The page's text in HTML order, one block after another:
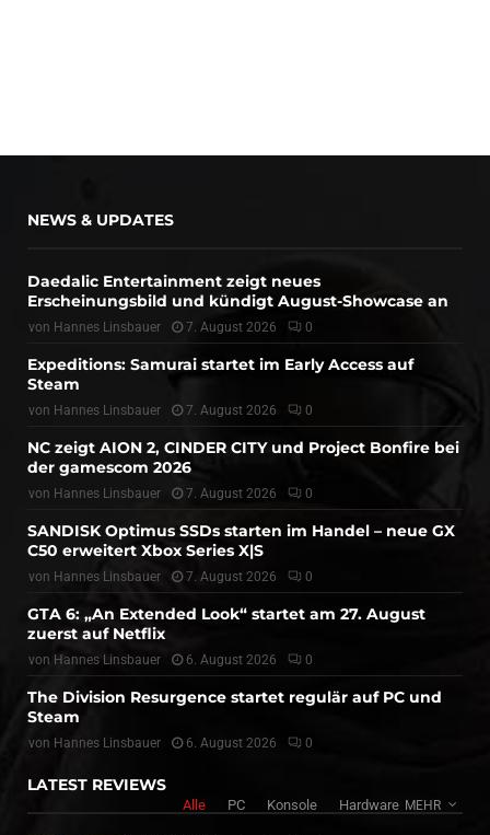
NEWS & UPDATES
Daedalic Entertainment zeigt neues
Erscheinungsbild und kündigt August-Showcase an
von Hannes Linsbauer 7. August 2026 0
Expeditions: Samurai startet im Early Access auf
Steam
von Hannes Linsbauer 7. August 2026 0
NC zeigt AION 2, CINDER CITY und Project Bonfire bei
der gamescom 2026
von Hannes Linsbauer 7. August 2026 0
SANDISK Optimus SSDs starten im Handel – neue GX
C50 erweitert Xbox Series X|S
von Hannes Linsbauer 7. August 2026 0
GTA 6: „An Extended Look“ startet am 27. August
zuerst auf Netflix
von Hannes Linsbauer 6. August 2026 0
The Division Resurgence startet regulär auf PC und
Steam
von Hannes Linsbauer 6. August 2026 0
LATEST REVIEWS
Alle PC Konsole Hardware MEHR